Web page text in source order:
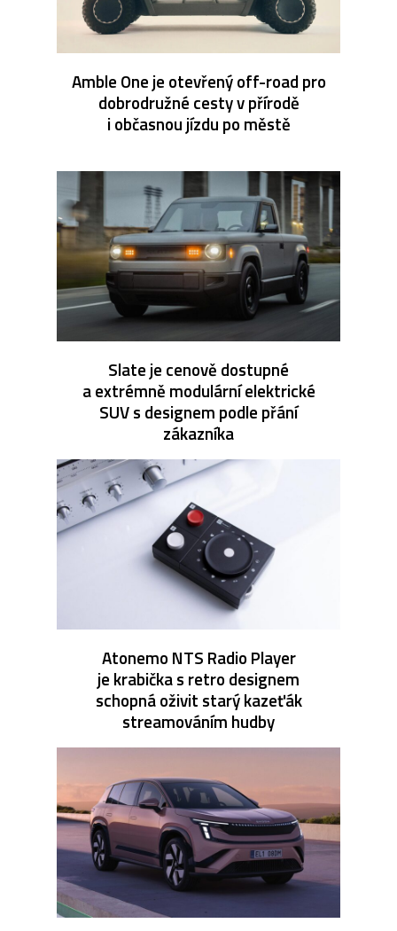
Amble One je otevřený off-road pro
dobrodružné cesty v přírodě
i občasnou jízdu po městě
Slate je cenově dostupné
a extrémně modulární elektrické
SUV s designem podle přání
zákazníka
Atonemo NTS Radio Player
je krabička s retro designem
schopná oživit starý kazeťák
streamováním hudby